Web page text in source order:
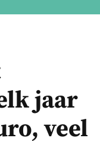
jaar
veel